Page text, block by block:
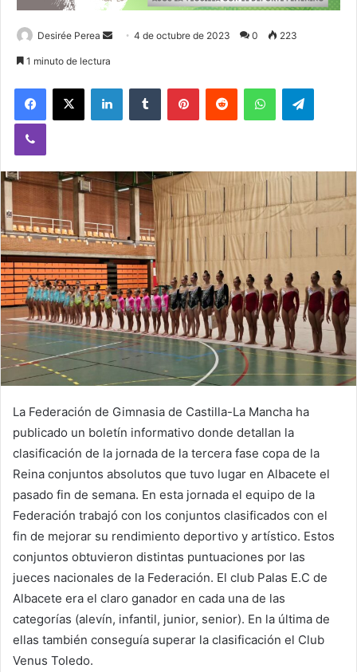
Desirée Perea
m
a
l
4 de octubre de 2023 0 223
1 minuto de lectura
La Federación de Gimnasia de Castilla-La Mancha ha
publicado un boletín informativo donde detallan la
clasificación de la jornada de la tercera fase copa de la
Reina conjuntos absolutos que tuvo lugar en Albacete el
pasado fin de semana. En esta jornada el equipo de la
Federación trabajó con los conjuntos clasificados con el
fin de mejorar su rendimiento deportivo y artístico. Estos
conjuntos obtuvieron distintas puntuaciones por las
jueces nacionales de la Federación. El club Palas E.C de
Albacete era el claro ganador en cada una de las
categorías (alevín, infantil, junior, senior). En la última de
ellas también conseguía superar la clasificación el Club
Venus Toledo.